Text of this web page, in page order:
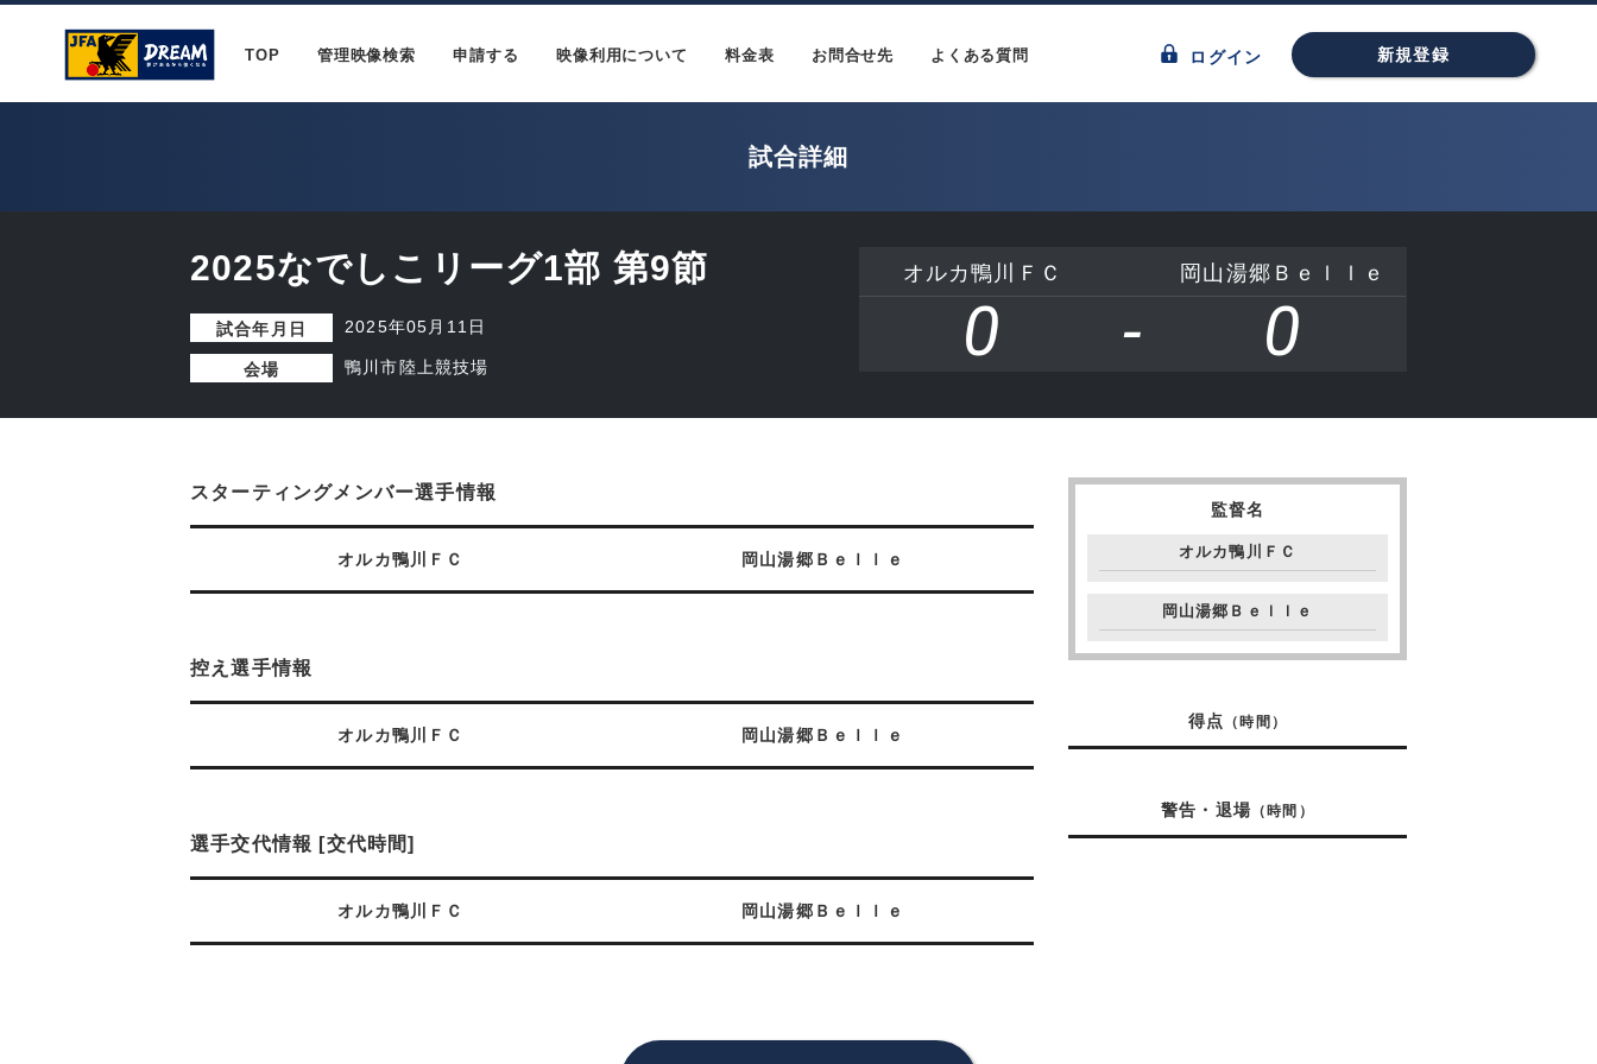
TOP 管理映像検索 申請する 映像利用について 料金表 お問合せ先 よくある質問 ログイン 新規登録
試合詳細
2025なでしこリーグ1部 第9節
試合年月日 2025年05月11日
会場 鴨川市陸上競技場
オルカ鴨川ＦＣ 岡山湯郷Ｂｅｌｌｅ
0 - 0
スターティングメンバー選手情報
オルカ鴨川ＦＣ 岡山湯郷Ｂｅｌｌｅ
控え選手情報
オルカ鴨川ＦＣ 岡山湯郷Ｂｅｌｌｅ
選手交代情報 [交代時間]
オルカ鴨川ＦＣ 岡山湯郷Ｂｅｌｌｅ
監督名
オルカ鴨川ＦＣ
岡山湯郷Ｂｅｌｌｅ
得点 （時間）
警告・退場 （時間）